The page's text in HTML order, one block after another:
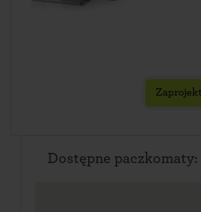
Dostępne paczkomaty: